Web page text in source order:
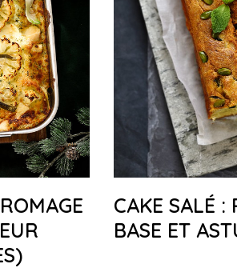
CAKE SALÉ :
BASE ET